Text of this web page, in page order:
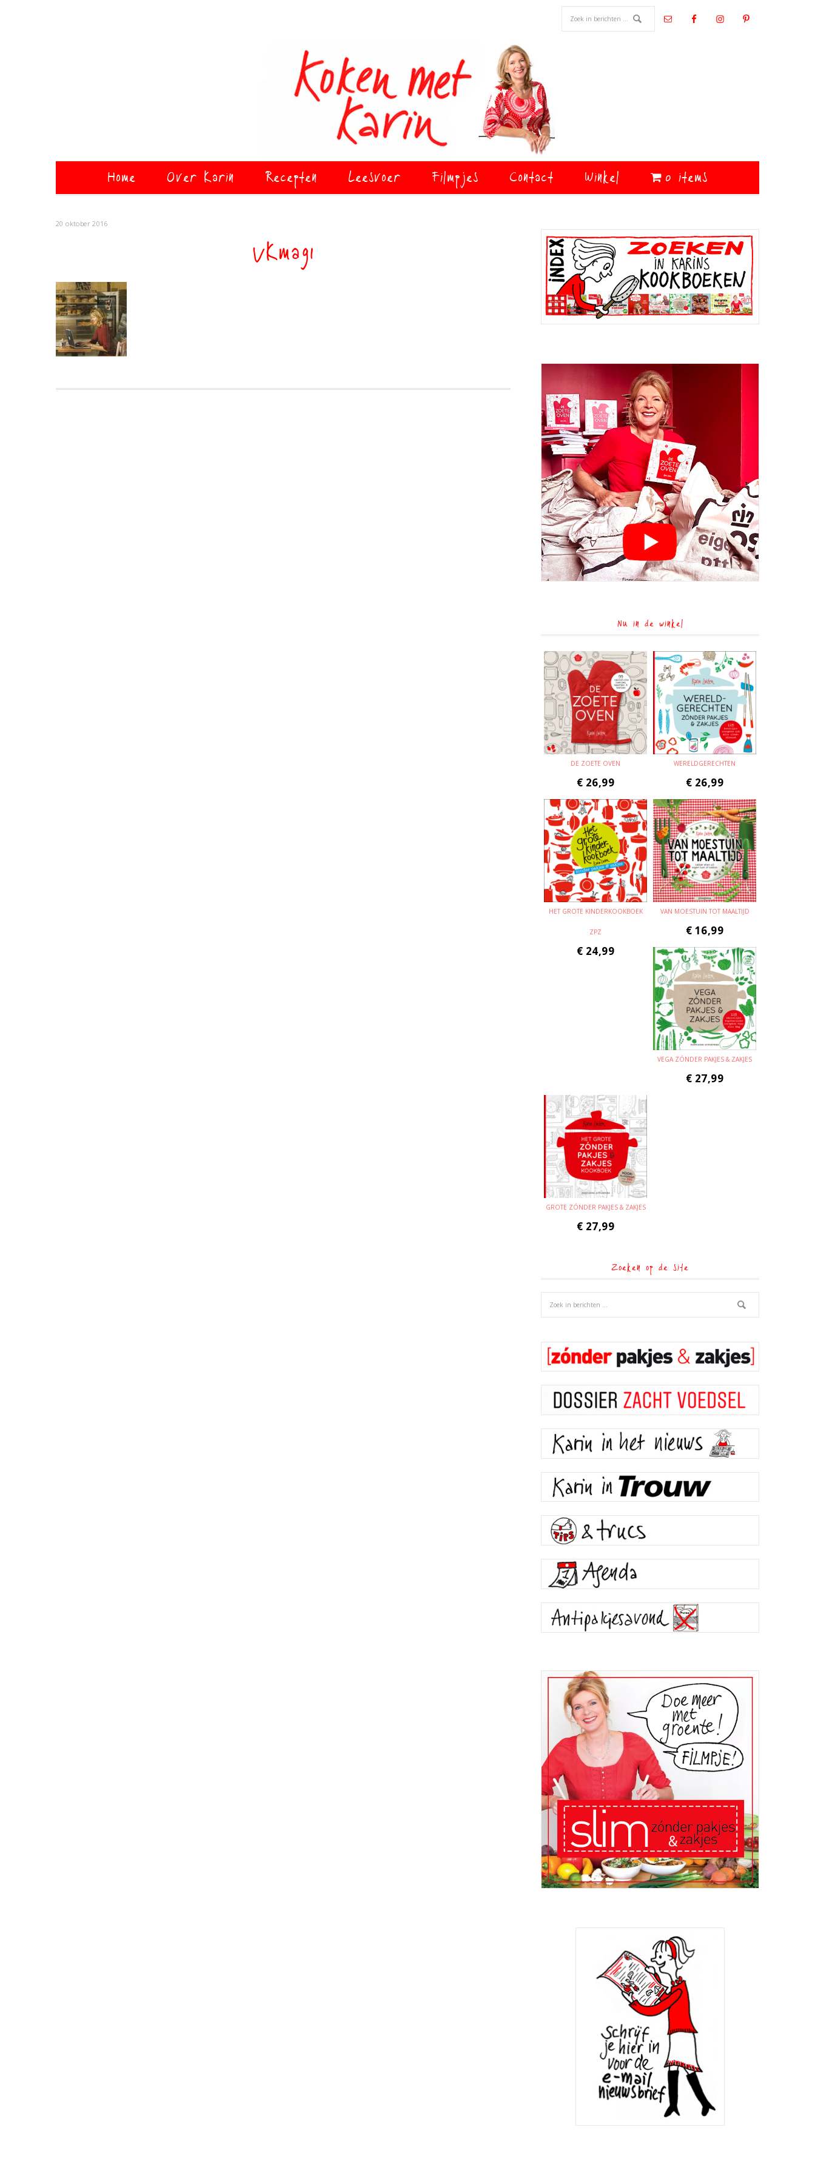
Home Over Karin Recepten Leesvoer Filmpjes Contact Winkel 0 items
20 oktober 2016
VKmag1
Primaire
Sidebar
Nu in de winkel
DE ZOETE OVEN
€ 26,99
WERELDGERECHTEN
€ 26,99
HET GROTE KINDERKOOKBOEK
ZPZ
€ 24,99
VAN MOESTUIN TOT MAALTIJD
€ 16,99
VEGA ZÓNDER PAKJES & ZAKJES
€ 27,99
GROTE ZÓNDER PAKJES & ZAKJES
€ 27,99
Zoeken op de site